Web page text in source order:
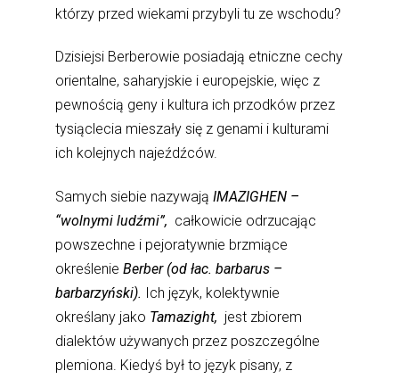
którzy przed wiekami przybyli tu ze wschodu?
Dzisiejsi Berberowie posiadają etniczne cechy
orientalne, saharyjskie i europejskie, więc z
pewnością geny i kultura ich przodków przez
tysiąclecia mieszały się z genami i kulturami
ich kolejnych najeźdźców.
Samych siebie nazywająIMAZIGHEN –
“wolnymi ludźmi”, całkowicie odrzucając
powszechne i pejoratywnie brzmiące
określenieBerber (od łac. barbarus –
barbarzyński). Ich język, kolektywnie
określany jako Tamazight, jest zbiorem
dialektów używanych przez poszczególne
plemiona. Kiedyś był to język pisany, z